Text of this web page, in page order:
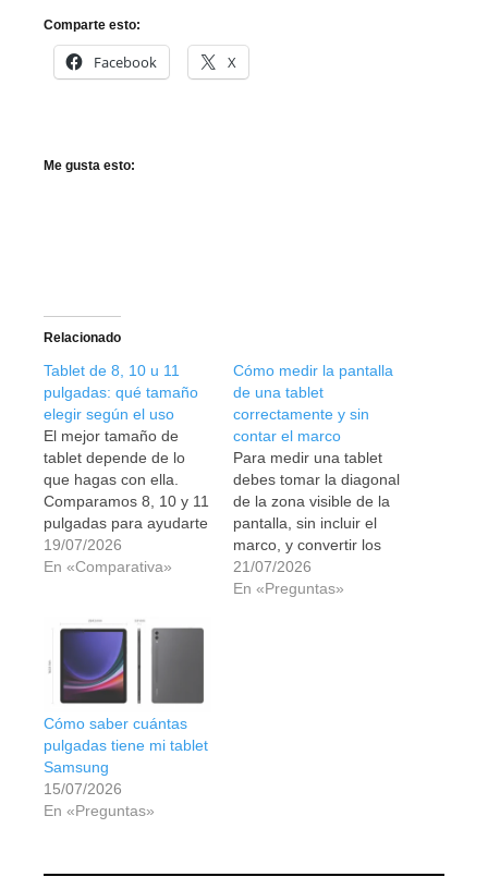
Comparte esto:
Facebook X
Me gusta esto:
Relacionado
Tablet de 8, 10 u 11
pulgadas: qué tamaño
elegir según el uso
El mejor tamaño de
tablet depende de lo
que hagas con ella.
Comparamos 8, 10 y 11
pulgadas para ayudarte
a elegir sin pagar de
más.
19/07/2026
En «Comparativa»
Cómo medir la pantalla
de una tablet
correctamente y sin
contar el marco
Para medir una tablet
debes tomar la diagonal
de la zona visible de la
pantalla, sin incluir el
marco, y convertir los
centímetros a pulgadas.
21/07/2026
En «Preguntas»
Cómo saber cuántas
pulgadas tiene mi tablet
Samsung
15/07/2026
En «Preguntas»